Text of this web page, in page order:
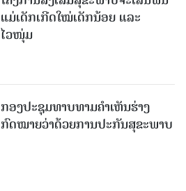
ແມ່ເດັກເກີດໃໝ່ເດັກນ້ອຍ ແລະ
ໄວໜຸ່ມ
ກອງປະຊຸມທາບທາມຄໍາເຫັນຮ່າງ
ກົດໝາຍວ່າດ້ວຍການປະກັນສຸຂະພາບ